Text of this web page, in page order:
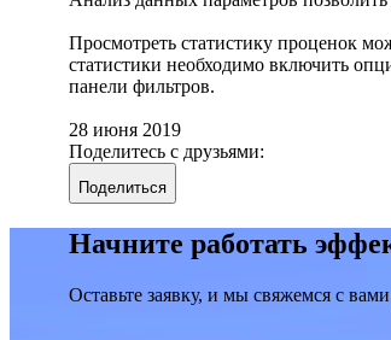
Просмотреть статистику проценок
статистики необходимо включить
панели фильтров.
28 июня 2019
Поделитесь с друзьями:
Поделиться
Начните работать
Оставьте заявку, и мы свяжемся с